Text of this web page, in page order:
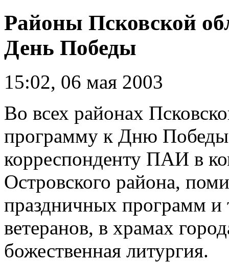
Районы Псковской
День Победы
15:02, 06 мая 2003
Во всех районах
программу к Дню
корреспонденту ПАИ в
Островского района,
праздничных программ
ветеранов, в храмах
божественная литургия.